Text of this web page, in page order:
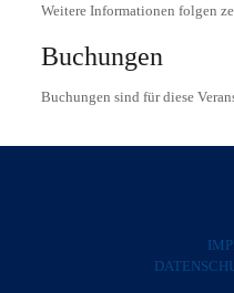
Weitere Informationen folgen
Buchungen
Buchungen sind für diese